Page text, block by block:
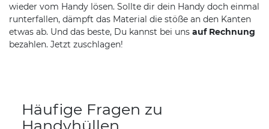
wieder vom Handy lösen. Sollte dir dein Handy doch einmal
runterfallen, dämpft das Material die stöße an den Kanten
etwas ab. Und das beste, Du kannst bei uns auf Rechnung
bezahlen. Jetzt zuschlagen!
Häufige Fragen zu
Handyhüllen